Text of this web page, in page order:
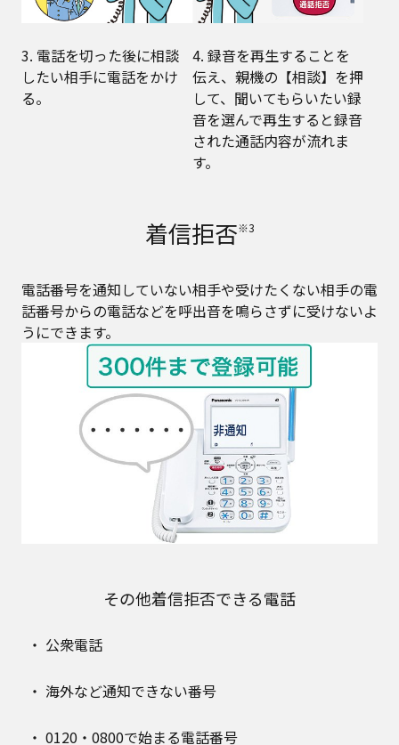
3. 電話を切った後に相談
したい相手に電話をかけ
る。
4. 録音を再生することを
伝え、親機の【相談】を押
して、聞いてもらいたい録
音を選んで再生すると録音
された通話内容が流れま
す。
着信拒否※3
電話番号を通知していない相手や受けたくない相手の電
話番号からの電話などを呼出音を鳴らさずに受けないよ
うにできます。
その他着信拒否できる電話
公衆電話
海外など通知できない番号
0120・0800で始まる電話番号